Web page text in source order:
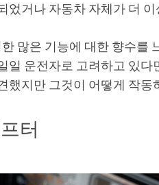
었거나 자동차 자체가 더
많은 기능에 대한 향수를
일 운전자로 고려하고 있
했지만 그것이 어떻게 작
터